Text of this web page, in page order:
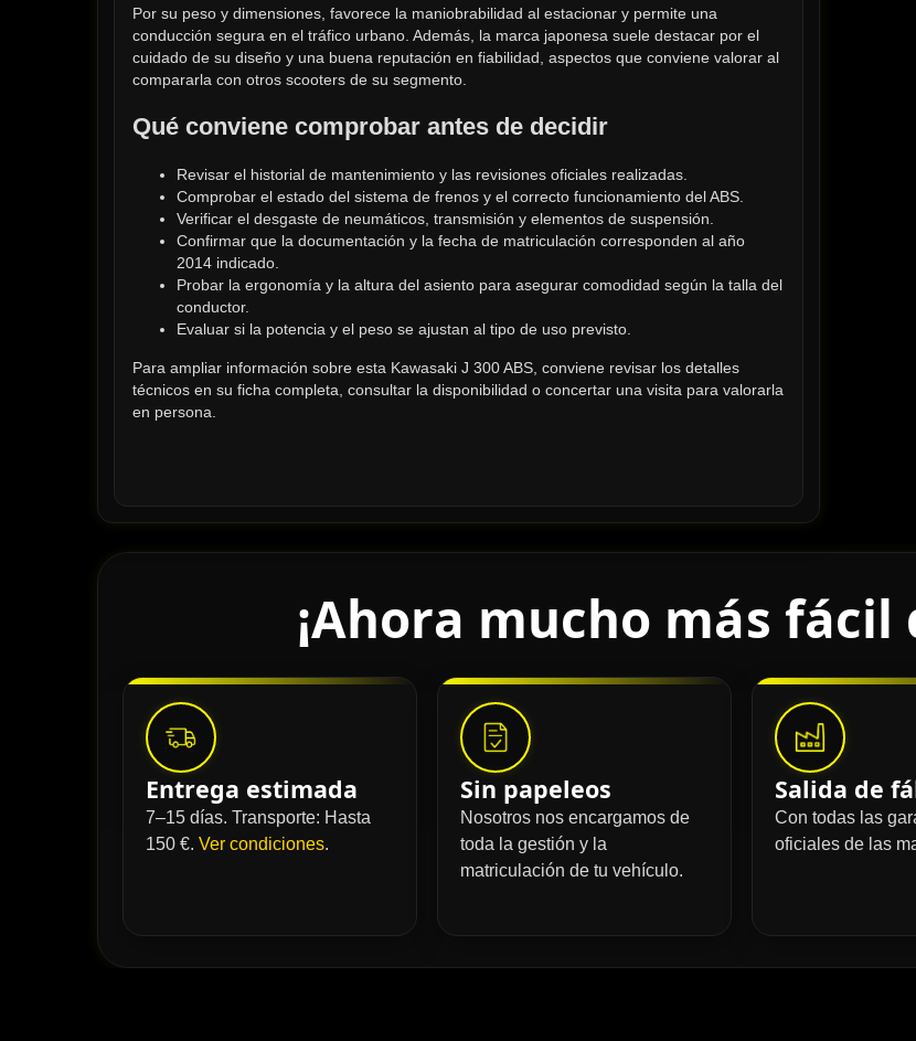
Por su peso y dimensiones, favorece la maniobrabilidad al estacionar y permite una
conducción segura en el tráfico urbano. Además, la marca japonesa suele destacar por el
cuidado de su diseño y una buena reputación en fiabilidad, aspectos que conviene valorar al
compararla con otros scooters de su segmento.
Qué conviene comprobar antes de decidir
Revisar el historial de mantenimiento y las revisiones oficiales realizadas.
Comprobar el estado del sistema de frenos y el correcto funcionamiento del ABS.
Verificar el desgaste de neumáticos, transmisión y elementos de suspensión.
Confirmar que la documentación y la fecha de matriculación corresponden al año
2014 indicado.
Probar la ergonomía y la altura del asiento para asegurar comodidad según la talla del
conductor.
Evaluar si la potencia y el peso se ajustan al tipo de uso previsto.
Para ampliar información sobre esta Kawasaki J 300 ABS, conviene revisar los detalles
técnicos en su ficha completa, consultar la disponibilidad o concertar una visita para valorarla
en persona.
¡Ahora mucho más fácil
Entrega estimada
7–15 días. Transporte: Hasta
150 €. Ver condiciones.
Sin papeleos
Nosotros nos encargamos de
toda la gestión y la
matriculación de tu vehículo.
Salida de
Con todas las
oficiales de las